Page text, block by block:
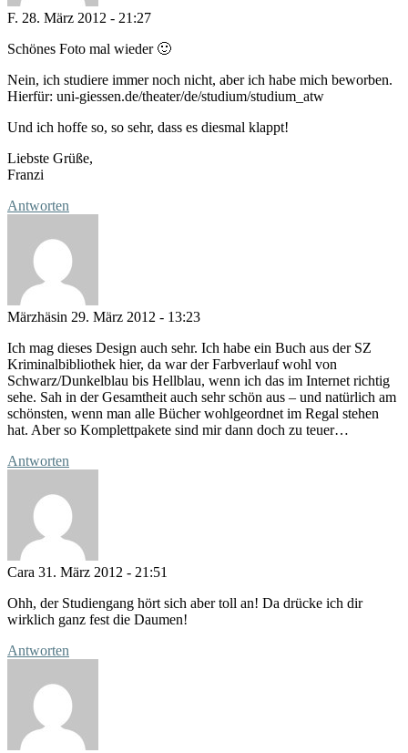
F. 28. März 2012 - 21:27
Schönes Foto mal wieder 🙂
Nein, ich studiere immer noch nicht, aber ich habe mich beworben.
Hierfür: uni-giessen.de/theater/de/studium/studium_atw
Und ich hoffe so, so sehr, dass es diesmal klappt!
Liebste Grüße,
Franzi
Antworten
Märzhäsin 29. März 2012 - 13:23
Ich mag dieses Design auch sehr. Ich habe ein Buch aus der SZ
Kriminalbibliothek hier, da war der Farbverlauf wohl von
Schwarz/Dunkelblau bis Hellblau, wenn ich das im Internet richtig
sehe. Sah in der Gesamtheit auch sehr schön aus – und natürlich am
schönsten, wenn man alle Bücher wohlgeordnet im Regal stehen
hat. Aber so Komplettpakete sind mir dann doch zu teuer…
Antworten
Cara 31. März 2012 - 21:51
Ohh, der Studiengang hört sich aber toll an! Da drücke ich dir
wirklich ganz fest die Daumen!
Antworten